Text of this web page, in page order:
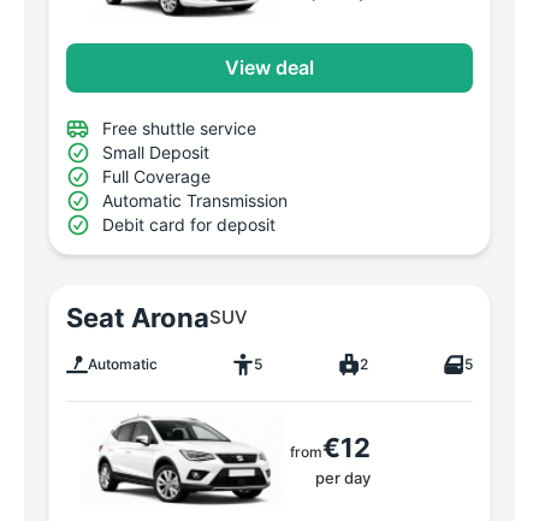
View deal
Free shuttle service
Small Deposit
Full Coverage
Automatic Transmission
Debit card for deposit
Seat AronaSUV
Automatic 5 2 5
from€12
per day